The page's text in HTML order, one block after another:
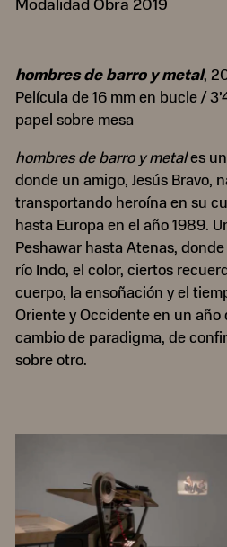
Modalidad Obra 2019
hombres de barro y metal,
Película de 16 mm en bucle /
papel sobre mesa
hombres de barro y metales
donde un amigo, Jesús Bravo,
transportando heroína en su
hasta Europa en el año 1989.
Peshawar hasta Atenas,
río Indo, el color, ciertos
cuerpo, la ensoñación y el
Oriente y Occidente en un año
cambio de paradigma, de
sobre otro.